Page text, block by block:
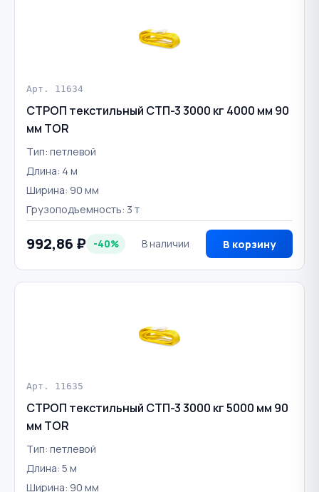
Арт. 11634
СТРОП текстильный СТП-3 3000 кг 4000 мм 90
мм TOR
Тип: петлевой
Длина: 4 м
Ширина: 90 мм
Грузоподъемность: 3 т
992,86 ₽ -40% В наличии В корзину
Арт. 11635
СТРОП текстильный СТП-3 3000 кг 5000 мм 90
мм TOR
Тип: петлевой
Длина: 5 м
Ширина: 90 мм